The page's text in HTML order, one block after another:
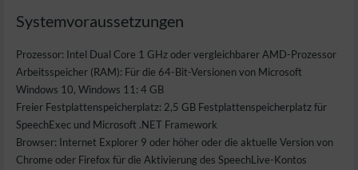
Systemvoraussetzungen
Prozessor: Intel Dual Core 1 GHz oder vergleichbarer AMD-Prozessor
Arbeitsspeicher (RAM): Für die 64-Bit-Versionen von Microsoft
Windows 10, Windows 11: 4 GB
Freier Festplattenspeicherplatz: 2,5 GB Festplattenspeicherplatz für
SpeechExec und Microsoft .NET Framework
Browser: Internet Explorer 9 oder höher oder die aktuelle Version von
Chrome oder Firefox für die Aktivierung des SpeechLive-Kontos